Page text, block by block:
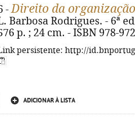
-Direito da
Barbosa Rodrigues. - 6ª
p. ; 24 cm. - ISBN 978-
persistente: http://
ADICIONAR À LISTA